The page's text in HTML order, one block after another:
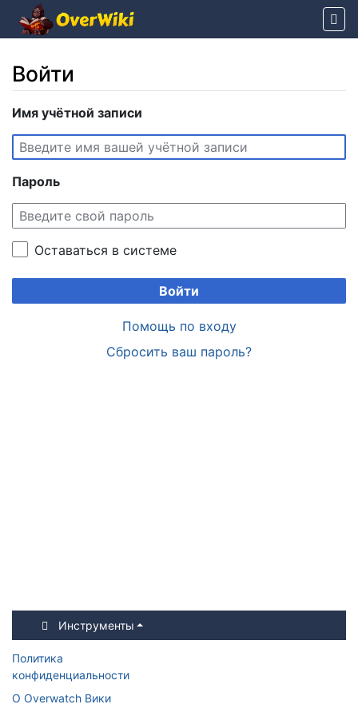
Войти
Перейти к:навигация
Имя учётной записи
Пароль
Оставаться в системе
Войти
Помощь по входу
Сбросить ваш пароль?
Инструменты
Политика
конфиденциальности
О Overwatch Вики